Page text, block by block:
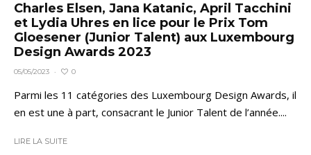
Charles Elsen, Jana Katanic, April Tacchini
et Lydia Uhres en lice pour le Prix Tom
Gloesener (Junior Talent) aux Luxembourg
Design Awards 2023
05/05/2023 · 0
Parmi les 11 catégories des Luxembourg Design Awards, il
en est une à part, consacrant le Junior Talent de l’année....
LIRE LA SUITE